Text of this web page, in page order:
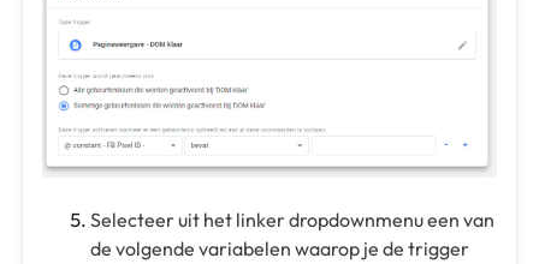
Selecteer uit het linker dropdownmenu een van
de volgende variabelen waarop je de trigger